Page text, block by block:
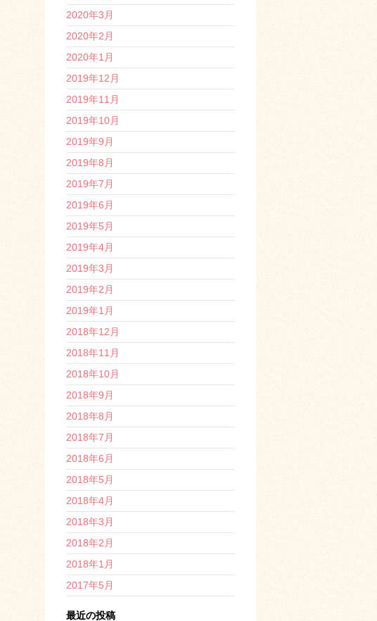
2020年3月
2020年2月
2020年1月
2019年12月
2019年11月
2019年10月
2019年9月
2019年8月
2019年7月
2019年6月
2019年5月
2019年4月
2019年3月
2019年2月
2019年1月
2018年12月
2018年11月
2018年10月
2018年9月
2018年8月
2018年7月
2018年6月
2018年5月
2018年4月
2018年3月
2018年2月
2018年1月
2017年5月
最近の投稿